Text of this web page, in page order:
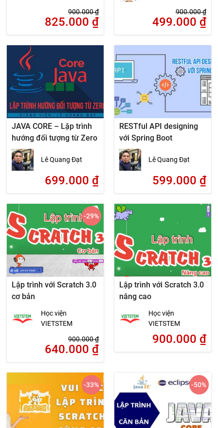
900.000₫
825.000 ₫
900.000₫
499.000 ₫
JAVA CORE – Lập trình
hướng đối tượng từ Zero
Lê Quang Đạt
699.000 ₫
RESTful API designing
với Spring Boot
Lê Quang Đạt
599.000 ₫
Lập trình với Scratch 3.0
cơ bản
Học viện
VIETSTEM
900.000₫
640.000 ₫
-29%
Lập trình với Scratch 3.0
nâng cao
Học viện
VIETSTEM
900.000 ₫
-33% -50%